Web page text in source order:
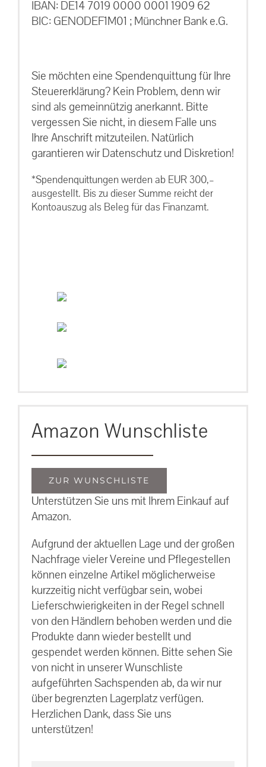
IBAN: DE14 7019 0000 0001 1909 62
BIC: GENODEF1M01 ; Münchner Bank e.G.
Sie möchten eine Spendenquittung für Ihre
Steuererklärung? Kein Problem, denn wir
sind als gemeinnützig anerkannt. Bitte
vergessen Sie nicht, in diesem Falle uns
Ihre Anschrift mitzuteilen. Natürlich
garantieren wir Datenschutz und Diskretion!
*Spendenquittungen werden ab EUR 300,–
ausgestellt. Bis zu dieser Summe reicht der
Kontoauszug als Beleg für das Finanzamt.
Amazon Wunschliste
ZUR WUNSCHLISTE
Unterstützen Sie uns mit Ihrem Einkauf auf
Amazon.
Aufgrund der aktuellen Lage und der großen
Nachfrage vieler Vereine und Pflegestellen
können einzelne Artikel möglicherweise
kurzzeitig nicht verfügbar sein, wobei
Lieferschwierigkeiten in der Regel schnell
von den Händlern behoben werden und die
Produkte dann wieder bestellt und
gespendet werden können. Bitte sehen Sie
von nicht in unserer Wunschliste
aufgeführten Sachspenden ab, da wir nur
über begrenzten Lagerplatz verfügen.
Herzlichen Dank, dass Sie uns
unterstützen!